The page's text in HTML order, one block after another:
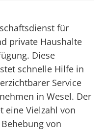
für
private Haushalte
Diese
schnelle Hilfe in
Service
in Wesel. Der
eine Vielzahl von
von